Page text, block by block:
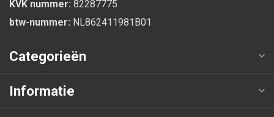
KVK nummer: 82287775
btw-nummer: NL862411981B01
Categorieën
Informatie